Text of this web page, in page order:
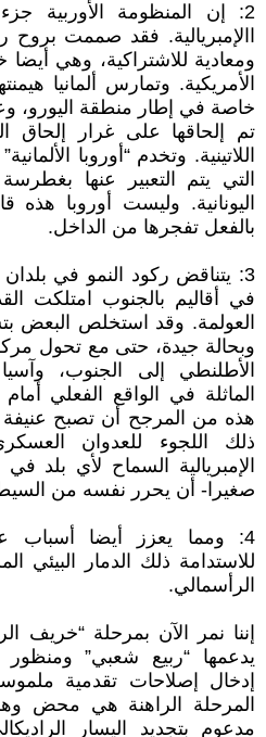
2: إن المنظومة الأوربية
االإمبريالية. فقد صممت بروح
ومعادية للاشتراكية، وهي أيضا
الأمريكية. وتمارس ألمانيا
خاصة في إطار منطقة اليورو،
تم إلحاقها على غرار إلحاق
اللاتينية. وتخدم “أوروبا
التي يتم التعبير عنها
اليونانية. وليست أوروبا هذه
بالفعل تفجرها من الداخل.
3: يتناقض ركود النمو في
في أقاليم بالجنوب امتلكت
العولمة. وقد استخلص البعض
وبحالة جيدة، حتى مع تحول
الأطلنطي إلى الجنوب، وآسيا
الماثلة في الواقع الفعلي
هذه من المرجح أن تصبح
ذلك اللجوء للعدوان
الإمبريالية السماح لأي بلد
صغيرا- أن يحرر نفسه من
4: ومما يعزز أيضا أسباب
للاستدامة ذلك الدمار البيئي
الرأسمالي.
إننا نمر الآن بمرحلة “خريف
يدعمها “ربيع شعبي” ومنظور
إدخال إصلاحات تقدمية
المرحلة الراهنة هي محض
مدعوم بتجديد اليسار